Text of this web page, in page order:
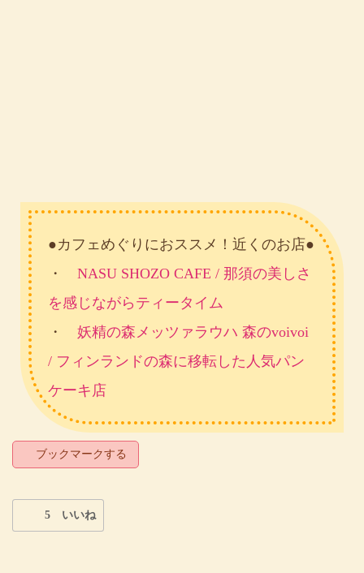
●カフェめぐりにおススメ！近くのお店●
・ NASU SHOZO CAFE / 那須の美しさ
を感じながらティータイム
・ 妖精の森メッツァラウハ 森のvoivoi
/ フィンランドの森に移転した人気パン
ケーキ店
ブックマークする
5 いいね